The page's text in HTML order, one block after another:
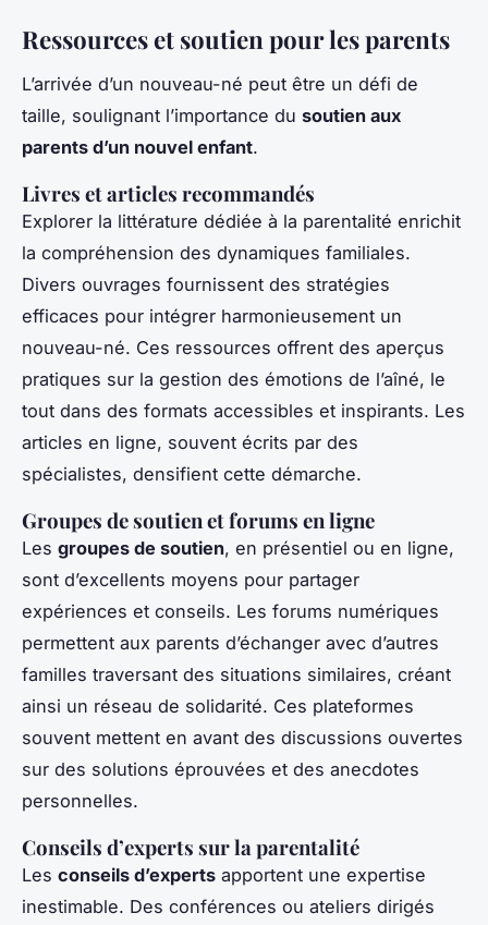
Ressources et soutien pour les parents
L’arrivée d’un nouveau-né peut être un défi de
taille, soulignant l’importance du soutien aux
parents d’un nouvel enfant.
Livres et articles recommandés
Explorer la littérature dédiée à la parentalité enrichit
la compréhension des dynamiques familiales.
Divers ouvrages fournissent des stratégies
efficaces pour intégrer harmonieusement un
nouveau-né. Ces ressources offrent des aperçus
pratiques sur la gestion des émotions de l’aîné, le
tout dans des formats accessibles et inspirants. Les
articles en ligne, souvent écrits par des
spécialistes, densifient cette démarche.
Groupes de soutien et forums en ligne
Les groupes de soutien, en présentiel ou en ligne,
sont d’excellents moyens pour partager
expériences et conseils. Les forums numériques
permettent aux parents d’échanger avec d’autres
familles traversant des situations similaires, créant
ainsi un réseau de solidarité. Ces plateformes
souvent mettent en avant des discussions ouvertes
sur des solutions éprouvées et des anecdotes
personnelles.
Conseils d’experts sur la parentalité
Les conseils d’experts apportent une expertise
inestimable. Des conférences ou ateliers dirigés